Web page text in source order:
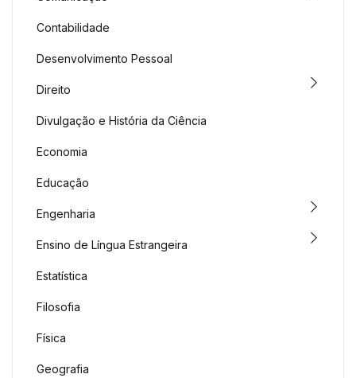
Contabilidade
Desenvolvimento Pessoal
Direito
Divulgação e História da Ciência
Economia
Educação
Engenharia
Ensino de Língua Estrangeira
Estatística
Filosofia
Física
Geografia